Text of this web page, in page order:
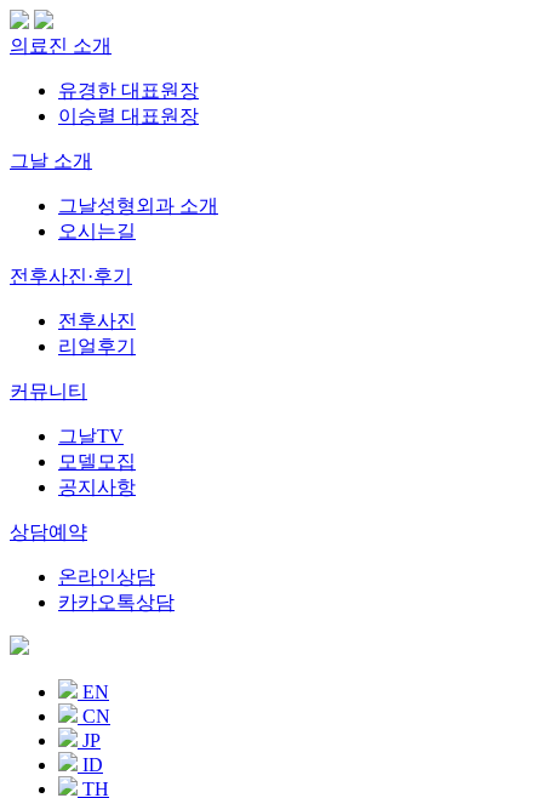
의료진 소개
유경한 대표원장
이승렬 대표원장
그날 소개
그날성형외과 소개
오시는길
전후사진·후기
전후사진
리얼후기
커뮤니티
그날TV
모델모집
공지사항
상담예약
온라인상담
카카오톡상담
EN
CN
JP
ID
TH